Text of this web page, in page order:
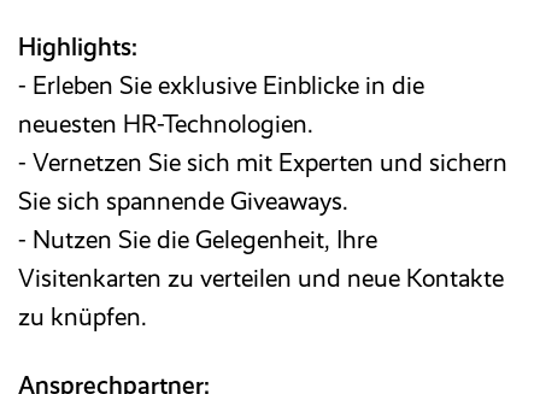
Highlights:
- Erleben Sie exklusive Einblicke in die
neuesten HR-Technologien.
- Vernetzen Sie sich mit Experten und sichern
Sie sich spannende Giveaways.
- Nutzen Sie die Gelegenheit, Ihre
Visitenkarten zu verteilen und neue Kontakte
zu knüpfen.
Ansprechpartner: